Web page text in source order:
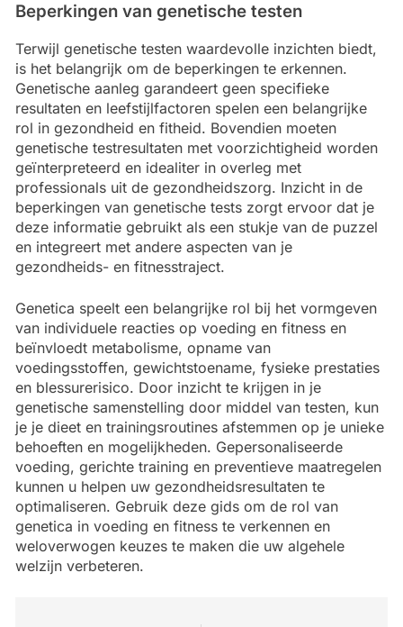
Beperkingen van genetische testen
Terwijl genetische testen waardevolle inzichten biedt,
is het belangrijk om de beperkingen te erkennen.
Genetische aanleg garandeert geen specifieke
resultaten en leefstijlfactoren spelen een belangrijke
rol in gezondheid en fitheid. Bovendien moeten
genetische testresultaten met voorzichtigheid worden
geïnterpreteerd en idealiter in overleg met
professionals uit de gezondheidszorg. Inzicht in de
beperkingen van genetische tests zorgt ervoor dat je
deze informatie gebruikt als een stukje van de puzzel
en integreert met andere aspecten van je
gezondheids- en fitnesstraject.
Genetica speelt een belangrijke rol bij het vormgeven
van individuele reacties op voeding en fitness en
beïnvloedt metabolisme, opname van
voedingsstoffen, gewichtstoename, fysieke prestaties
en blessurerisico. Door inzicht te krijgen in je
genetische samenstelling door middel van testen, kun
je je dieet en trainingsroutines afstemmen op je unieke
behoeften en mogelijkheden. Gepersonaliseerde
voeding, gerichte training en preventieve maatregelen
kunnen u helpen uw gezondheidsresultaten te
optimaliseren. Gebruik deze gids om de rol van
genetica in voeding en fitness te verkennen en
weloverwogen keuzes te maken die uw algehele
welzijn verbeteren.